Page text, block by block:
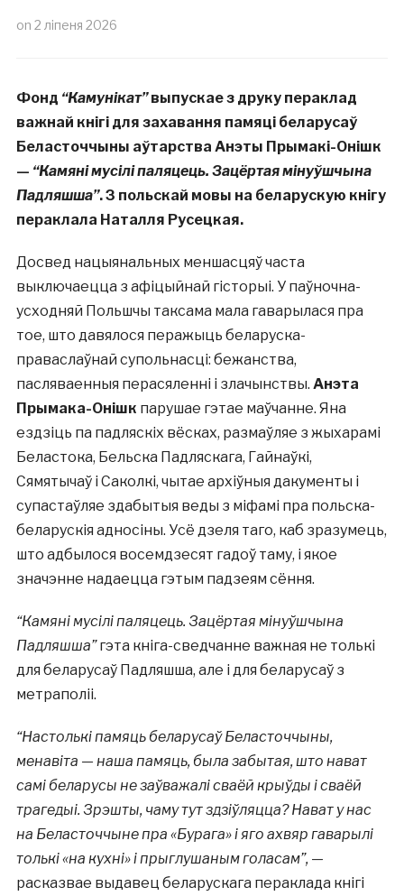
on 2 ліпеня 2026
Фонд “Камунікат”выпускае з друку пераклад
важнай кнігі для захавання памяці беларусаў
Беласточчыны аўтарства Анэты Прымакі-Онішк
— “Камяні мусілі паляцець. Зацёртая мінуўшчына
Падляшша”. З польскай мовы на беларускую кнігу
пераклала Наталля Русецкая.
Досвед нацыянальных меншасцяў часта
выключаецца з афіцыйнай гісторыі. У паўночна-
усходняй Польшчы таксама мала гаварылася пра
тое, што давялося перажыць беларуска-
праваслаўнай супольнасці: бежанства,
пасляваенныя перасяленні і злачынствы. Анэта
Прымака-Онішк парушае гэтае маўчанне. Яна
ездзіць па падляскіх вёсках, размаўляе з жыхарамі
Беластока, Бельска Падляскага, Гайнаўкі,
Сямятычаў і Саколкі, чытае архіўныя дакументы і
супастаўляе здабытыя веды з міфамі пра польска-
беларускія адносіны. Усё дзеля таго, каб зразумець,
што адбылося восемдзесят гадоў таму, і якое
значэнне надаецца гэтым падзеям сёння.
“Камяні мусілі паляцець. Зацёртая мінуўшчына
Падляшша”гэта кніга-сведчанне важная не толькі
для беларусаў Падляшша, але і для беларусаў з
метраполіі.
“Настолькі памяць беларусаў Беласточчыны,
менавіта — наша памяць, была забытая, што нават
самі беларусы не заўважалі сваёй крыўды і сваёй
трагедыі. Зрэшты, чаму тут здзіўляцца? Нават у нас
на Беласточчыне пра «Бурага» і яго ахвяр гаварылі
толькі «на кухні» і прыглушаным голасам”, —
расказвае выдавец беларускага пераклада кнігі